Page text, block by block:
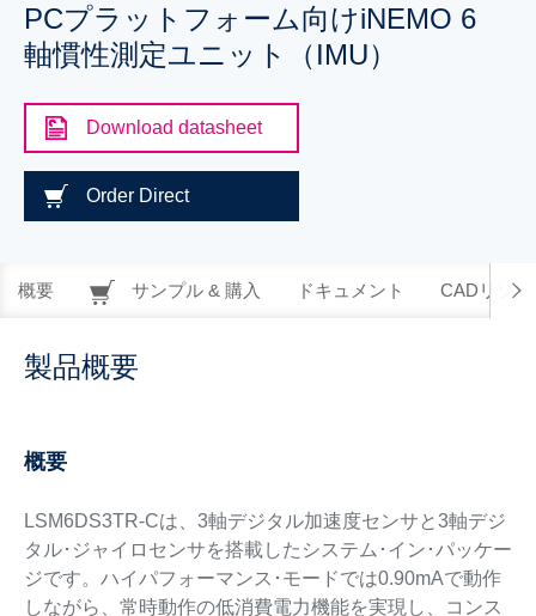
PCプラットフォーム向けiNEMO 6
軸慣性測定ユニット（IMU）
Download datasheet
Order Direct
概要 サンプル & 購入 ドキュメント CADリソー
製品概要
概要
LSM6DS3TR-Cは、3軸デジタル加速度センサと3軸デジ
タル･ジャイロセンサを搭載したシステム･イン･パッケー
ジです。ハイパフォーマンス･モードでは0.90mAで動作
しながら、常時動作の低消費電力機能を実現し、コンス